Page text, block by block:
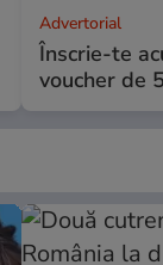
Advertorial
Înscrie-te
voucher de